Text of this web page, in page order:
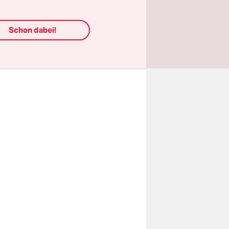
Schon dabei!